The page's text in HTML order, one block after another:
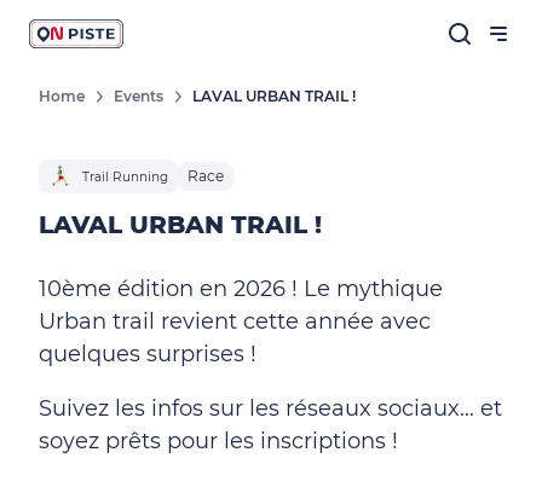
Home Events LAVAL URBAN TRAIL !
Trail Running Race
LAVAL URBAN TRAIL !
10ème édition en 2026 ! Le mythique
Urban trail revient cette année avec
quelques surprises !
Suivez les infos sur les réseaux sociaux... et
soyez prêts pour les inscriptions !